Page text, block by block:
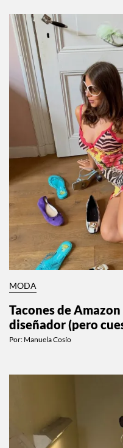
MODA
Tacones de
diseñador (pero
Por: Manuela Cosío